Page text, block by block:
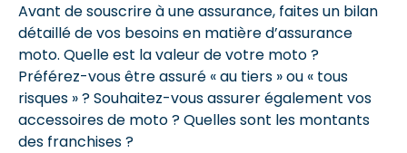
Avant de souscrire à une assurance, faites un bilan
détaillé de vos besoins en matière d’assurance
moto. Quelle est la valeur de votre moto ?
Préférez-vous être assuré « au tiers » ou « tous
risques » ? Souhaitez-vous assurer également vos
accessoires de moto ? Quelles sont les montants
des franchises ?